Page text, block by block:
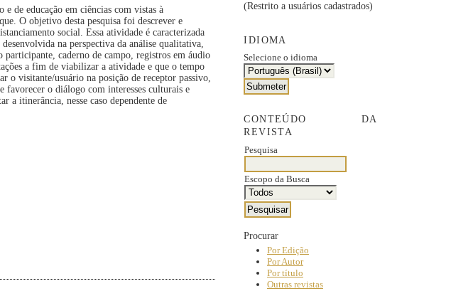
(Restrito a usuários cadastrados)
IDIOMA
Selecione o idioma
CONTEÚDO DA
REVISTA
Pesquisa
Escopo da Busca
Procurar
Por Edição
Por Autor
Por título
Outras revistas
de educação em ciências com vistas à
O objetivo desta pesquisa foi descrever e
social. Essa atividade é caracterizada
na perspectiva da análise qualitativa,
participante, caderno de campo, registros em áudio
a fim de viabilizar a atividade e que o tempo
o visitante/usuário na posição de receptor passivo,
favorecer o diálogo com interesses culturais e
itinerância, nesse caso dependente de